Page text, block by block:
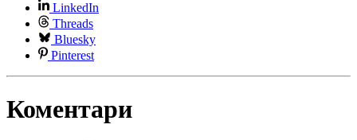
LinkedIn
Threads
Bluesky
Pinterest
Коментари